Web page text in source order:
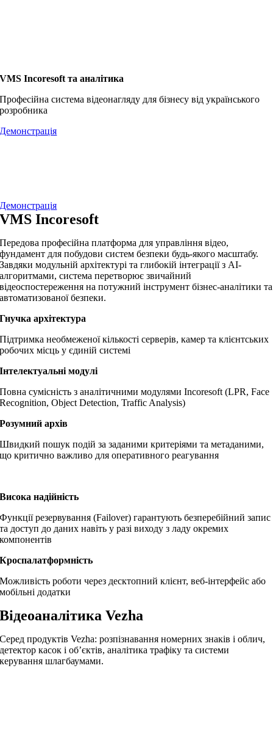
VMS Incoresoft та аналітика
Професійна система відеонагляду для бізнесу від українського
розробника
Демонстрація
Демонстрація
VMS Incoresoft
Передова професійна платформа для управління відео,
фундамент для побудови систем безпеки будь-якого масштабу.
Завдяки модульній архітектурі та глибокій інтеграції з AI-
алгоритмами, система перетворює звичайний
відеоспостереження на потужний інструмент бізнес-аналітики та
автоматизованої безпеки.
Гнучка архітектура
Підтримка необмеженої кількості серверів, камер та клієнтських
робочих місць у єдиній системі
Інтелектуальні модулі
Повна сумісність з аналітичними модулями Incoresoft (LPR, Face
Recognition, Object Detection, Traffic Analysis)
Розумний архів
Швидкий пошук подій за заданими критеріями та метаданими,
що критично важливо для оперативного реагування
Висока надійність
Функції резервування (Failover) гарантують безперебійний запис
та доступ до даних навіть у разі виходу з ладу окремих
компонентів
Кроспалатформність
Можливість роботи через десктопний клієнт, веб-інтерфейс або
мобільні додатки
Відеоаналітика Vezha
Серед продуктів Vezha: розпізнавання номерних знаків і облич,
детектор касок і об’єктів, аналітика трафіку та системи
керування шлагбаумами.